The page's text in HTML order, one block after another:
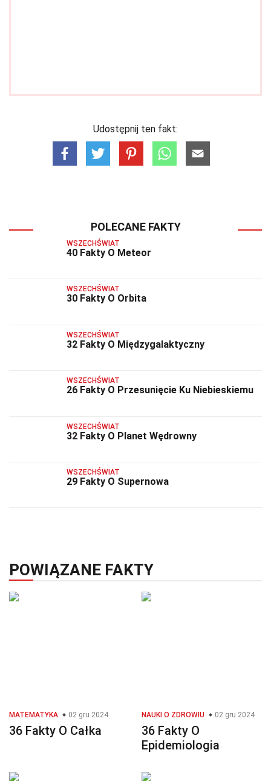
Udostępnij ten fakt:
POLECANE FAKTY
WSZECHŚWIAT
40 Fakty O Meteor
WSZECHŚWIAT
30 Fakty O Orbita
WSZECHŚWIAT
32 Fakty O Międzygalaktyczny
WSZECHŚWIAT
26 Fakty O Przesunięcie Ku Niebieskiemu
WSZECHŚWIAT
32 Fakty O Planet Wędrowny
WSZECHŚWIAT
29 Fakty O Supernowa
POWIĄZANE FAKTY
MATEMATYKA 02 gru 2024
36 Fakty O Całka
NAUKI O ZDROWIU 02 gru 2024
36 Fakty O
Epidemiologia